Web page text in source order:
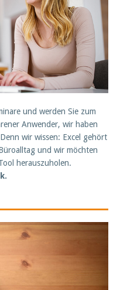
und werden Sie zum
Anwender, wir haben
wir wissen: Excel gehört
und wir möchten
herauszuholen.